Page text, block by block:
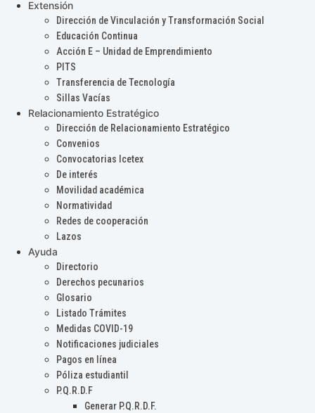
Extensión
Dirección de Vinculación y Transformación Social
Educación Continua
Acción E – Unidad de Emprendimiento
PITS
Transferencia de Tecnología
Sillas Vacías
Relacionamiento Estratégico
Dirección de Relacionamiento Estratégico
Convenios
Convocatorias Icetex
De interés
Movilidad académica
Normatividad
Redes de cooperación
Lazos
Ayuda
Directorio
Derechos pecunarios
Glosario
Listado Trámites
Medidas COVID-19
Notificaciones judiciales
Pagos en línea
Póliza estudiantil
P.Q.R.D.F
Generar P.Q.R.D.F.